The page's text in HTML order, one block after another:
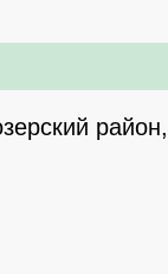
район,